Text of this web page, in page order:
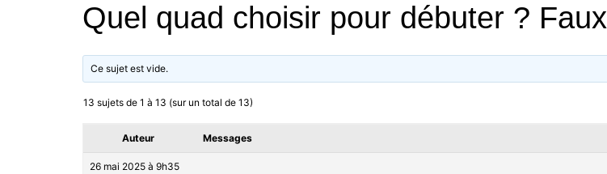
Quel quad choisir pour débuter ? Faux
Ce sujet est vide.
13 sujets de 1 à 13 (sur un total de 13)
Auteur Messages
26 mai 2025 à 9h35